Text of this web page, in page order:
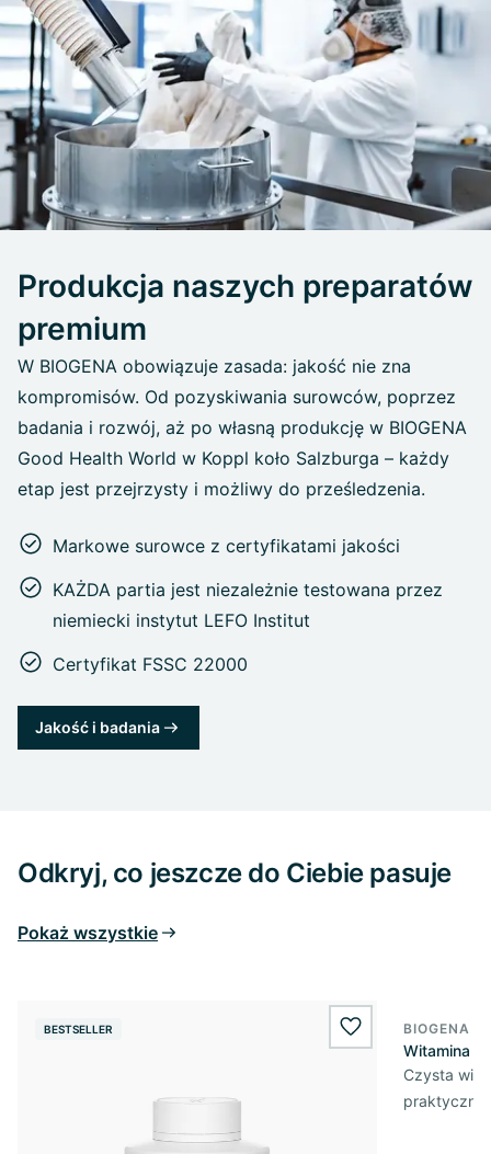
Produkcja naszych preparatów
premium
W BIOGENA obowiązuje zasada: jakość nie zna
kompromisów. Od pozyskiwania surowców, poprzez
badania i rozwój, aż po własną produkcję w BIOGENA
Good Health World w Koppl koło Salzburga – każdy
etap jest przejrzysty i możliwy do prześledzenia.
Markowe surowce z certyfikatami jakości
KAŻDA partia jest niezależnie testowana przez
niemiecki instytut LEFO Institut
Certyfikat FSSC 22000
Jakość i badania
Odkryj, co jeszcze do Ciebie pasuje
Pokaż wszystkie
BESTSELLER wishlist.add
BIOGENA
Witamina
Czysta